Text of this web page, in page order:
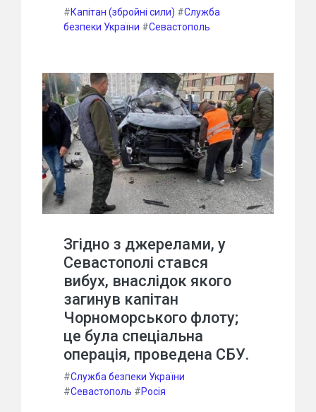
#Капітан (збройні сили) #Служба
безпеки України #Севастополь
Згідно з джерелами, у
Севастополі стався
вибух, внаслідок якого
загинув капітан
Чорноморського флоту;
це була спеціальна
операція, проведена СБУ.
#Служба безпеки України
#Севастополь #Росія